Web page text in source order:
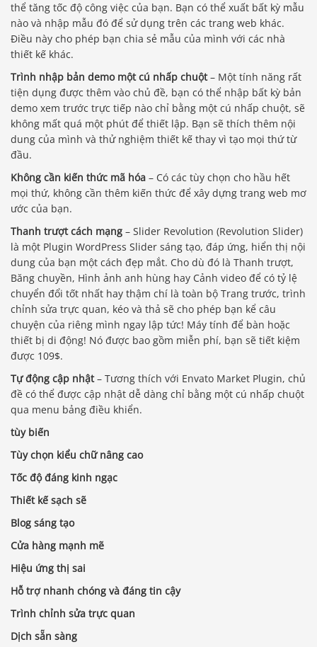
thể tăng tốc độ công việc của bạn. Bạn có thể xuất bất kỳ mẫu
nào và nhập mẫu đó để sử dụng trên các trang web khác.
Điều này cho phép bạn chia sẻ mẫu của mình với các nhà
thiết kế khác.
Trình nhập bản demo một cú nhấp chuột– Một tính năng rất
tiện dụng được thêm vào chủ đề, bạn có thể nhập bất kỳ bản
demo xem trước trực tiếp nào chỉ bằng một cú nhấp chuột, sẽ
không mất quá một phút để thiết lập. Bạn sẽ thích thêm nội
dung của mình và thử nghiệm thiết kế thay vì tạo mọi thứ từ
đầu.
Không cần kiến ​​thức mã hóa – Có các tùy chọn cho hầu hết
mọi thứ, không cần thêm kiến ​​thức để xây dựng trang web mơ
ước của bạn.
Thanh trượt cách mạng – Slider Revolution (Revolution Slider)
là một Plugin WordPress Slider sáng tạo, đáp ứng, hiển thị nội
dung của bạn một cách đẹp mắt. Cho dù đó là Thanh trượt,
Băng chuyền, Hình ảnh anh hùng hay Cảnh video để có tỷ lệ
chuyển đổi tốt nhất hay thậm chí là toàn bộ Trang trước, trình
chỉnh sửa trực quan, kéo và thả sẽ cho phép bạn kể câu
chuyện của riêng mình ngay lập tức! Máy tính để bàn hoặc
thiết bị di động! Nó được bao gồm miễn phí, bạn sẽ tiết kiệm
được 109$.
Tự động cập nhật– Tương thích với Envato Market Plugin, chủ
đề có thể được cập nhật dễ dàng chỉ bằng một cú nhấp chuột
qua menu bảng điều khiển.
tùy biến
Tùy chọn kiểu chữ nâng cao
Tốc độ đáng kinh ngạc
Thiết kế sạch sẽ
Blog sáng tạo
Cửa hàng mạnh mẽ
Hiệu ứng thị sai
Hỗ trợ nhanh chóng và đáng tin cậy
Trình chỉnh sửa trực quan
Dịch sẵn sàng